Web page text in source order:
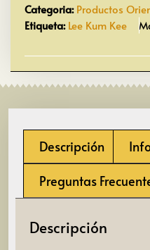
Categoria: Productos
Etiqueta: Lee Kum Kee
Descripción
Preguntas
Descripción